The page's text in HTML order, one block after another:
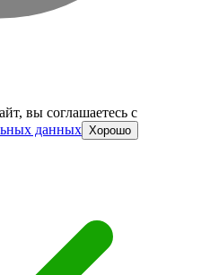
вы соглашаетесь c
данных Хорошо